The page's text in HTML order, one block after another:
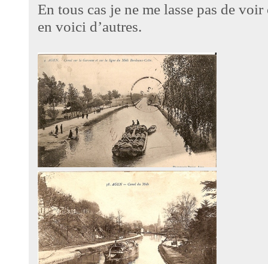
En tous cas je ne me lasse pas de
en voici d’autres.